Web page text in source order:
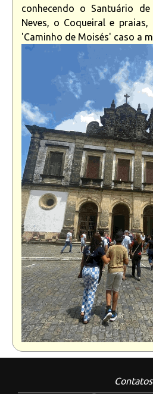
conhecendo o Santuário
Neves, o Coqueiral e
'Caminho de Moisés' caso a
Contatos